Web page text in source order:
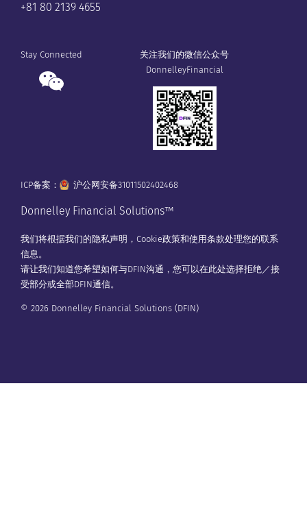
+81 80 2139 4655
Stay Connected
关注我们的微信公众号
DonnelleyFinancial
ICP备案： 沪公网安备31011502402468
Donnelley Financial Solutions™
我们将根据我们的隐私声明 ， Cookie政策和使用条款处理您的联系
信息。
请让我们知道您希望如何与DFIN沟通，您可以在此处选择拒绝／接
受部分或全部DFIN通信。
© 2026 Donnelley Financial Solutions (DFIN)